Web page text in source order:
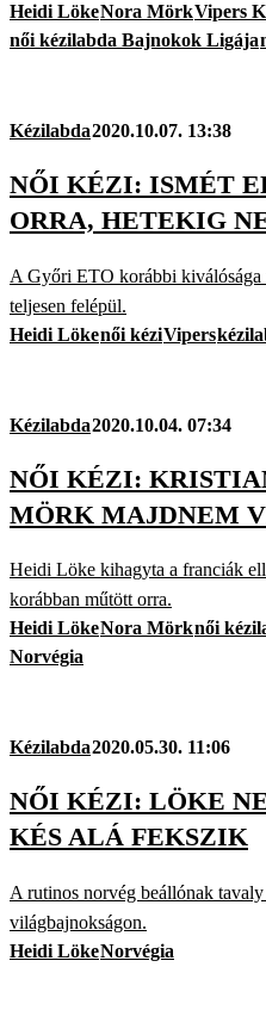
Heidi LökeNora MörkVipers
női kézilabda Bajnokok Ligája
Kézilabda2020.10.07. 13:38
NŐI KÉZI: ISMÉT
ORRA, HETEKIG
A Győri ETO korábbi kiválósága
teljesen felépül.
Heidi Lökenői kéziVipers
Kézilabda2020.10.04. 07:34
NŐI KÉZI:
MÖRK MAJDNEM
Heidi Löke kihagyta a franciák
korábban műtött orra.
Heidi LökeNora Mörknői
Norvégia
Kézilabda2020.05.30. 11:06
NŐI KÉZI: LÖKE
KÉS ALÁ FEKSZIK
A rutinos norvég beállónak
világbajnokságon.
Heidi LökeNorvégia